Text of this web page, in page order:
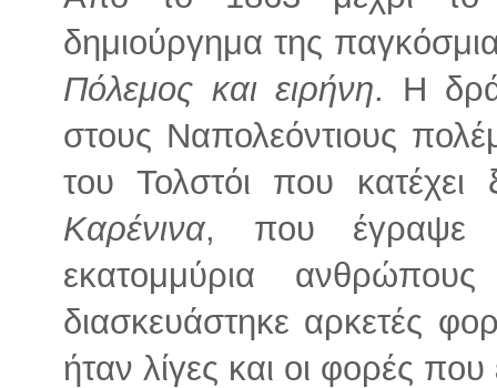
δημιούργημα της
Πόλεμος και ειρήνη. Η
στους Ναπολεόντιους
του Τολστόι που κατέχει
Καρένινα, που έγραψε
εκατομμύρια
διασκευάστηκε αρκετές
ήταν λίγες και οι φορές που